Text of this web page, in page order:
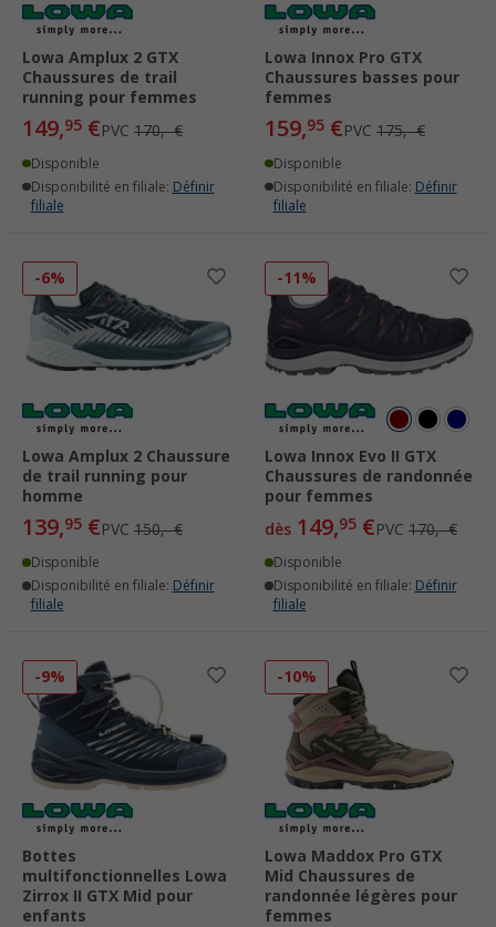
Lowa Amplux 2 GTX
Chaussures de trail
running pour femmes
149,95 €PVC 170,- €
Disponible
Disponibilité en filiale: Définir
filiale
Lowa Innox Pro GTX
Chaussures basses pour
femmes
159,95 €PVC 175,- €
Disponible
Disponibilité en filiale: Définir
filiale
-6%
Lowa Amplux 2 Chaussure
de trail running pour
homme
139,95 €PVC 150,- €
Disponible
Disponibilité en filiale: Définir
filiale
-11%
Lowa Innox Evo II GTX
Chaussures de randonnée
pour femmes
dès 149,95 €PVC 170,- €
Disponible
Disponibilité en filiale: Définir
filiale
-9%
Bottes
multifonctionnelles Lowa
Zirrox II GTX Mid pour
enfants
-10%
Lowa Maddox Pro GTX
Mid Chaussures de
randonnée légères pour
femmes